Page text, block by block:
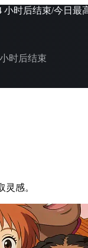
小时后结束/今日最
时后结束
感。